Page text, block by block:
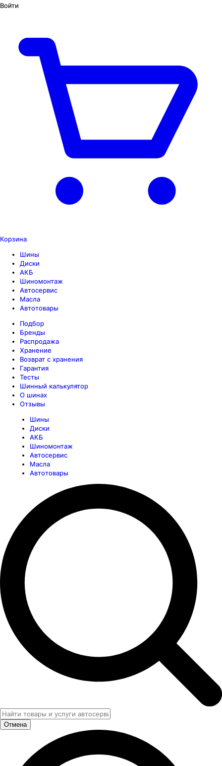
Войти
Корзина
Шины
Диски
АКБ
Шиномонтаж
Автосервис
Масла
Автотовары
Подбор
Бренды
Распродажа
Хранение
Возврат с хранения
Гарантия
Тесты
Шинный калькулятор
О шинах
Отзывы
Шины
Диски
АКБ
Шиномонтаж
Автосервис
Масла
Автотовары
Отмена